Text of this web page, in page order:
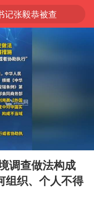
记张毅恭被查
奶茶怎么选
4.9级地震致1死
中巨芯：上半年归母净利润1405.77万元
职万岁山NPC成功
票交易异常波动
调查做法构成
组织、个人不得